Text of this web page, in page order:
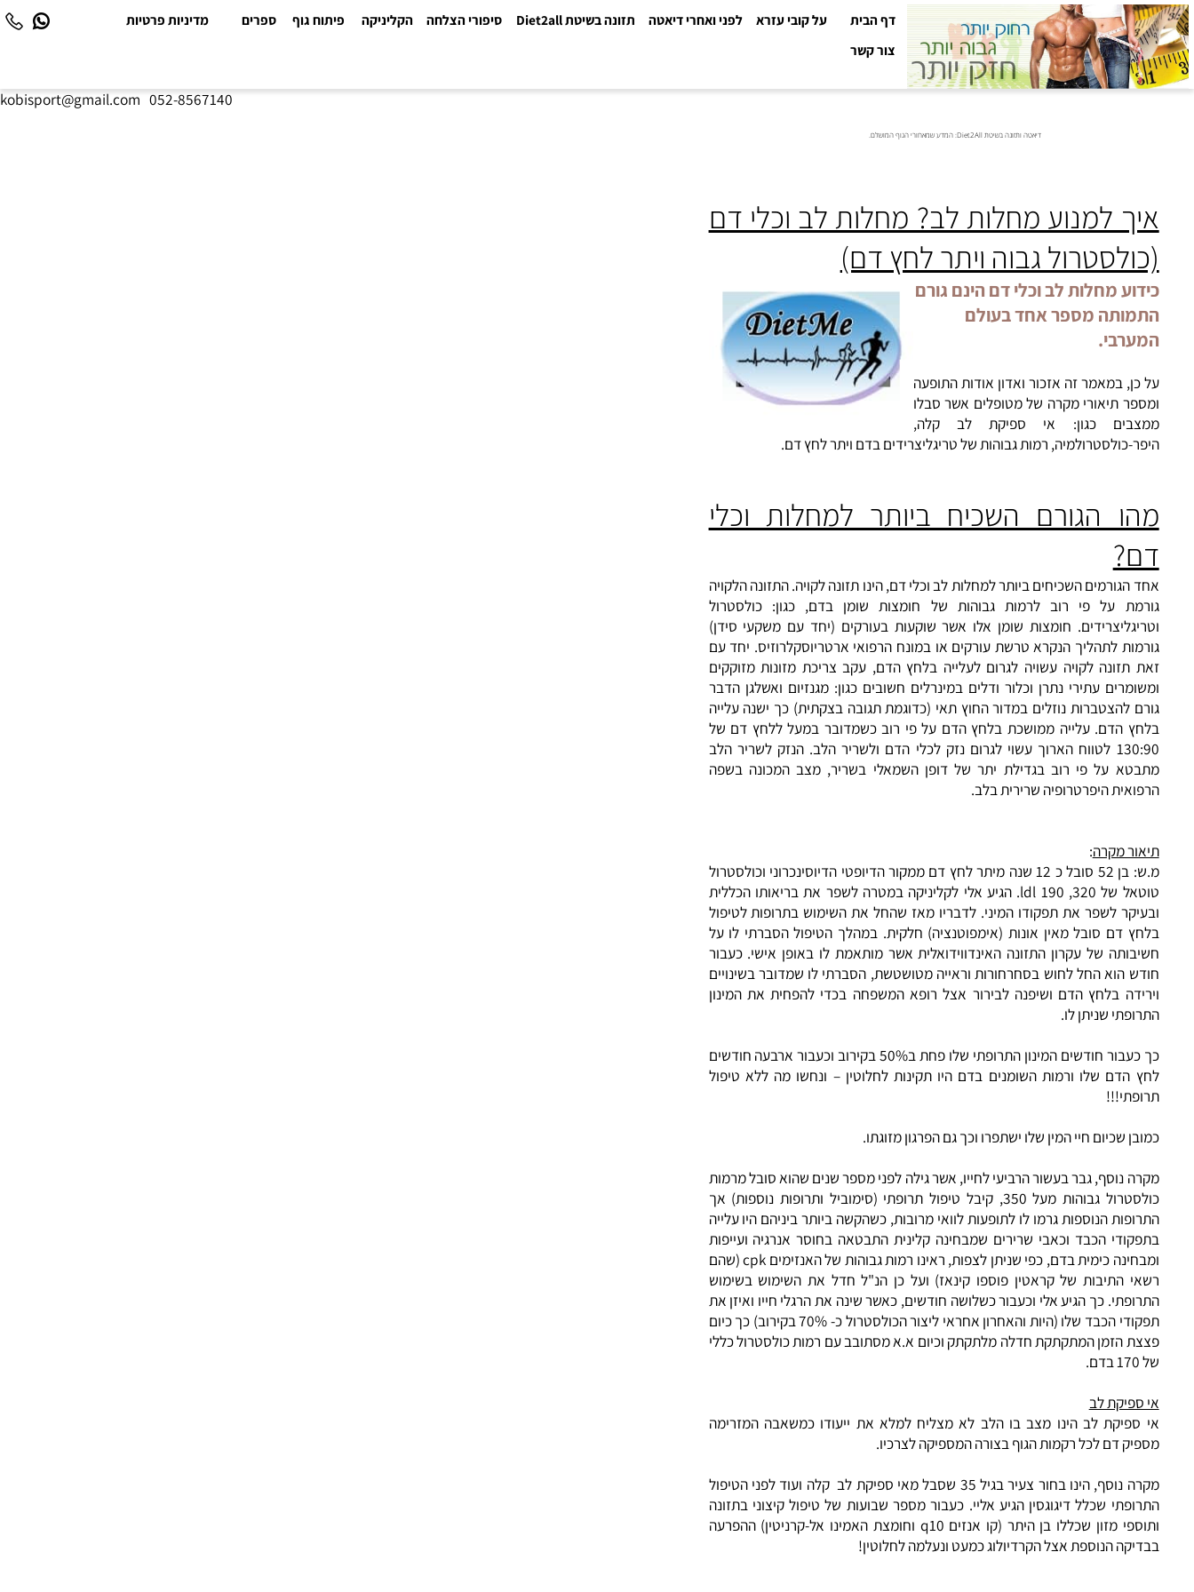
דף הבית על קובי עזרא לפני ואחרי דיאטה תזונה בשיטת Diet2all סיפורי הצלחה הקליניקה פיתוח גוף ספרים מדיניות פרטיות
צור קשר
kobisport@gmail.com |052-8567140
דיאטה ותזונה בשיטת Diet2All: המדע שמאחורי הגוף המושלם.
למנוע מחלות לב? מחלות לב וכלי דם
גבוה ויתר לחץ דם)
מחלות לב וכלי דם הינם גורם
מספר אחד בעולם
כן, במאמר זה אזכור ואדון אודות התופעה
תיאורי מקרה של מטופלים אשר סבלו
כגון: אי ספיקתלב קלה,
הגורם השכיח ביותר למחלות וכלי
הגורמים השכיחים ביותר למחלות לב וכלי דם, הינו תזונה לקויה. התזונה הלקויה
על פי רוב לרמות גבוהות של חומצות שומן בדם, כגון: כולסטרול
חומצות שומן אלו אשר שוקעות בעורקים (יחד עם משקעי סידן)
לתהליך הנקרא טרשת עורקים או במונח הרפואי ארטריוסקלרוזיס. יחד עם
תזונהלקויה עשויה לגרום לעלייה בלחץ הדם, עקב צריכת מזונות מזוקקים
עתירי נתרן וכלור ודלים במינרלים חשובים כגון: מגנזיום ואשלגן הדבר
להצטברות נוזלים במדור החוץ תאי (כדוגמת תגובה בצקתית) כך ישנה עלייה
הדם. עלייה ממושכת בלחץ הדם על פי רוב כשמדובר במעל ללחץ דם של
130:90 לטווח הארוך עשוי לגרום נזק לכלי הדם ולשריר הלב. הנזק לשריר הלב
על פי רוב בגדילת יתר של דופן השמאלי בשריר, מצב המכונה בשפה
מקרה:
מ.ש: בן 52 סובל כ 12 שנה מיתר לחץ דם ממקור הדיופטי הדיוסינכרוני וכולסטרול
טוטאל של 320, ldl 190. הגיע אלי לקליניקה במטרה לשפר את בריאותו הכללית
לשפר את תפקודו המיני. לדבריו מאז שהחל את השימוש בתרופות לטיפול
דם סובל מאין אונות (אימפוטנציה) חלקית. במהלך הטיפול הסברתי לו על
של עקרון התזונה האינדווידואלית אשר מותאמת לו באופן אישי. כעבור
הוא החל לחוש בסחרחורות וראייה מטושטשת, הסברתי לו שמדובר בשינויים
שניתן לו.
שכיום חיי המין שלו ישתפרו וכך גם הפרגון מזוגתו.
נוסף, גבר בעשור הרביעי לחייו, אשר גילה לפני מספר שנים שהוא סובל מרמות
כולסטרול גבוהות מעל 350, קיבל טיפול תרופתי (סימוביל ותרופות נוספות) אך
הנוספות גרמו לו לתופעות לוואי מרובות, כשהקשה ביותר ביניהם היו עלייה
הכבד וכאבי שרירים שמבחינה קלינית התבטאה בחוסר אנרגיה ועייפות
ומבחינה כימית בדם, כפי שניתן לצפות, ראינו רמות גבוהות של האנזימים cpk (שהם
התיבות של קראטין פוספו קינאז) ועל כן הנ"ל חדל את השימוש בשימוש
כך הגיע אלי וכעבור כשלושה חודשים, כאשר שינה את הרגלי חייו ואיזן את
הזמן המתקתקת חדלה מלתקתק וכיום א.א מסתובב עם רמות כולסטרול כללי
ספיקת לב הינו מצב בו הלב לא מצליח למלא את ייעודו כמשאבה המזרימה
דםלכל רקמות הגוף בצורה המספיקה לצרכיו.
מקרה נוסף, הינו בחור צעיר בגיל 35 שסבל מאי ספיקת לב קלה ועוד לפני הטיפול